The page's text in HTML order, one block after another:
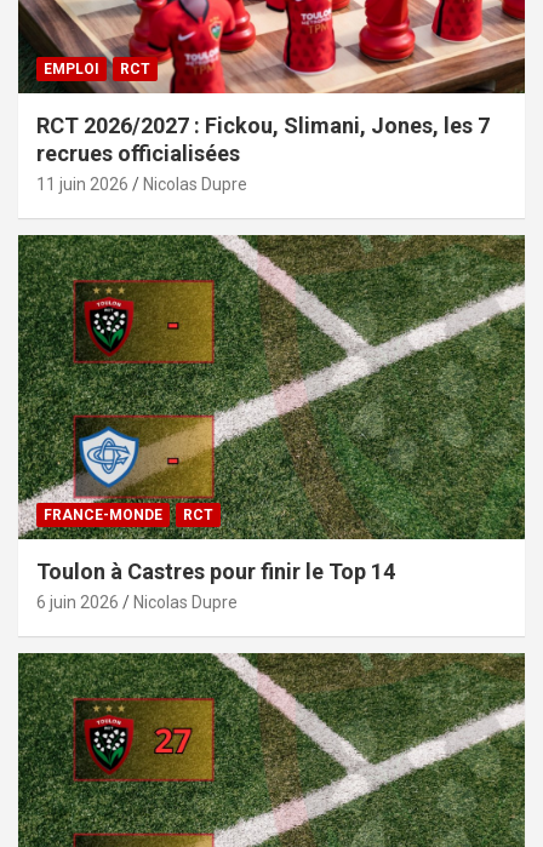
EMPLOI RCT
RCT 2026/2027 : Fickou, Slimani, Jones, les 7
recrues officialisées
11 juin 2026 Nicolas Dupre
FRANCE-MONDE RCT
Toulon à Castres pour finir le Top 14
6 juin 2026 Nicolas Dupre